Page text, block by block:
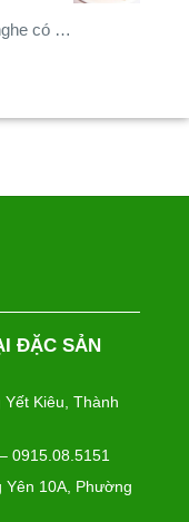
có …
ĐẶC SẢN
Kiêu, Thành
0915.08.5151
10A, Phường